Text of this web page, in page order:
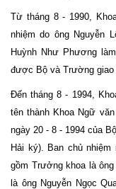
Từ tháng 8 - 1990,
nhiệm do ông Nguyễn
Huỳnh Như Phương
được Bộ và Trường giao
Đến tháng 8 - 1994,
tên thành Khoa Ngữ
ngày 20 - 8 - 1994 của
Hải ký). Ban chủ
gồm Trưởng khoa là
là ông Nguyễn Ngọc